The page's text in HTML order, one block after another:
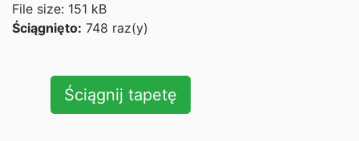
File size: 151 kB
Ściągnięto: 748 raz(y)
Ściągnij tapetę